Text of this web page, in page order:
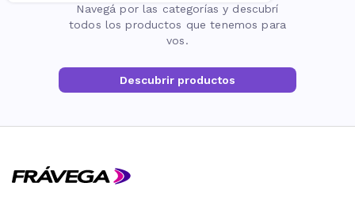
Navegá por las categorías y descubrí
todos los productos que tenemos para
vos.
Descubrir productos